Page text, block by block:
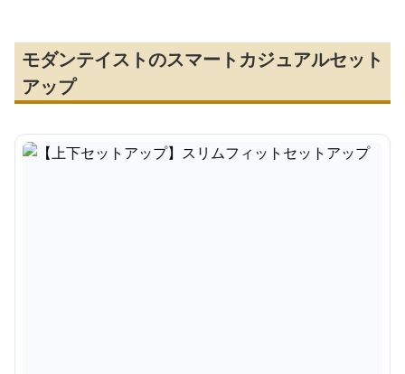
モダンテイストのスマートカジュアルセット
アップ